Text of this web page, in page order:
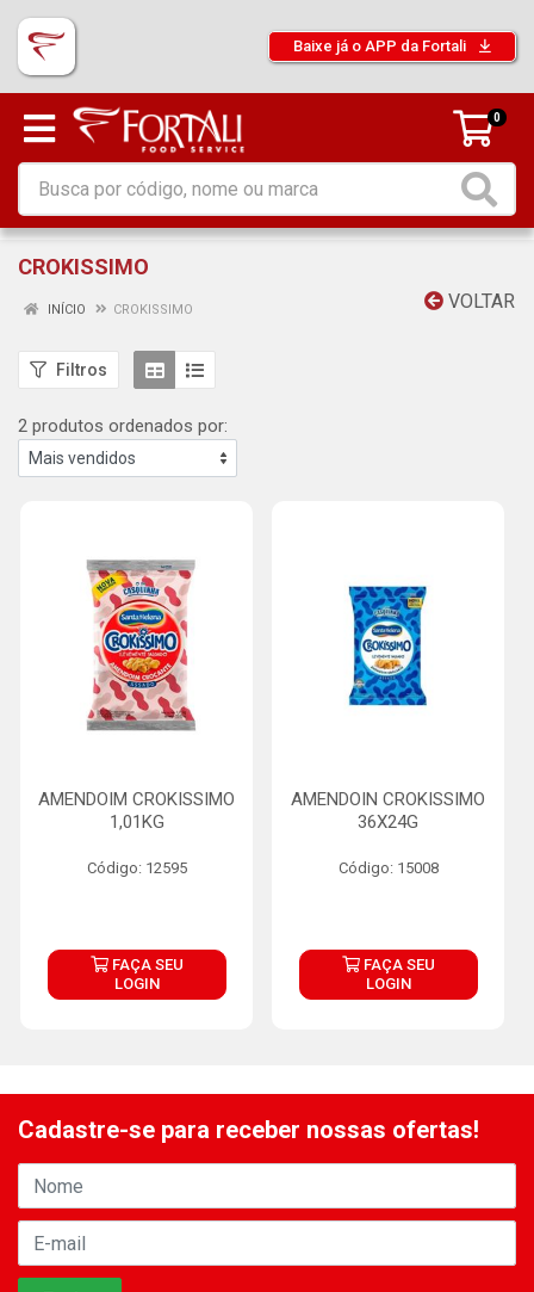
Baixe já o APP da Fortali
0
CROKISSIMO
VOLTAR
INÍCIO CROKISSIMO
Filtros
2 produtos ordenados por:
AMENDOIM CROKISSIMO
1,01KG
Código: 12595
FAÇA SEU
LOGIN
AMENDOIN CROKISSIMO
36X24G
Código: 15008
FAÇA SEU
LOGIN
Cadastre-se para receber nossas ofertas!